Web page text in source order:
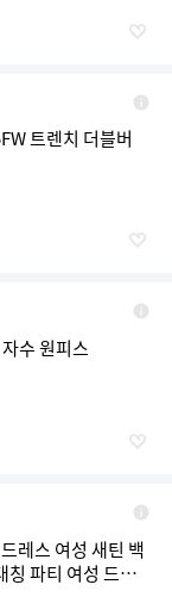
트렌치 더블버
수 원피스
레스 여성 새틴 백
칭 파티 여성 드레